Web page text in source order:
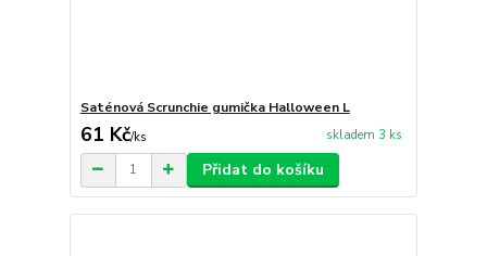
Saténová Scrunchie gumička Halloween L
61 Kč/ks skladem 3 ks
Přidat do košíku